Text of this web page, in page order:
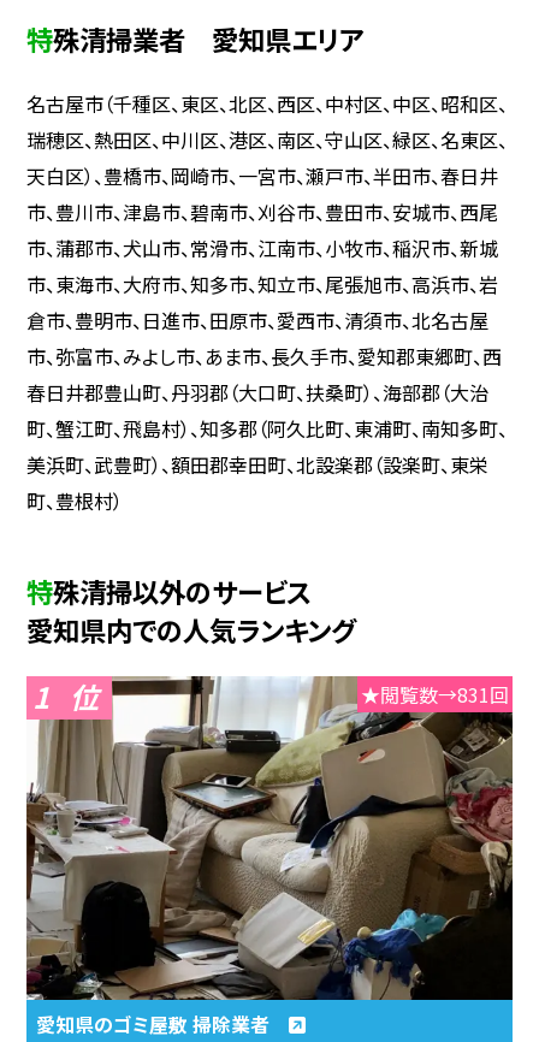
特殊清掃業者 愛知県エリア
名古屋市（千種区、東区、北区、西区、中村区、中区、昭和区、
瑞穂区、熱田区、中川区、港区、南区、守山区、緑区、名東区、
天白区）、豊橋市、岡崎市、一宮市、瀬戸市、半田市、春日井
市、豊川市、津島市、碧南市、刈谷市、豊田市、安城市、西尾
市、蒲郡市、犬山市、常滑市、江南市、小牧市、稲沢市、新城
市、東海市、大府市、知多市、知立市、尾張旭市、高浜市、岩
倉市、豊明市、日進市、田原市、愛西市、清須市、北名古屋
市、弥富市、みよし市、あま市、長久手市、愛知郡東郷町、西
春日井郡豊山町、丹羽郡（大口町、扶桑町）、海部郡（大治
町、蟹江町、飛島村）、知多郡（阿久比町、東浦町、南知多町、
美浜町、武豊町）、額田郡幸田町、北設楽郡（設楽町、東栄
町、豊根村）
特殊清掃以外のサービス
愛知県内での人気ランキング
1 ★閲覧数→831回
愛知県のゴミ屋敷 掃除業者